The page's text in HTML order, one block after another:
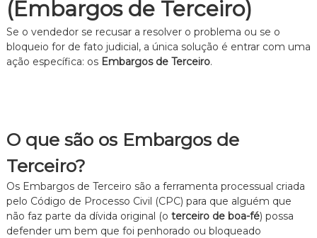
(Embargos de Terceiro)
Se o vendedor se recusar a resolver o problema ou se o
bloqueio for de fato judicial, a única solução é entrar com uma
ação específica: os Embargos de Terceiro.
O que são os Embargos de
Terceiro?
Os Embargos de Terceiro são a ferramenta processual criada
pelo Código de Processo Civil (CPC) para que alguém que
não faz parte da dívida original (o terceiro de boa-fé) possa
defender um bem que foi penhorado ou bloqueado